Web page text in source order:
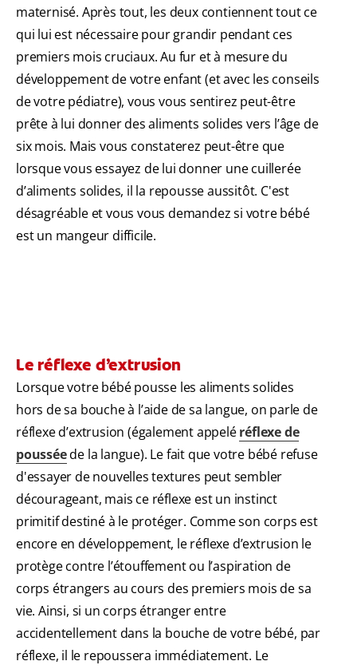
maternisé. Après tout, les deux contiennent tout ce
qui lui est nécessaire pour grandir pendant ces
premiers mois cruciaux. Au fur et à mesure du
développement de votre enfant (et avec les conseils
de votre pédiatre), vous vous sentirez peut-être
prête à lui donner des aliments solides vers l’âge de
six mois. Mais vous constaterez peut-être que
lorsque vous essayez de lui donner une cuillerée
d’aliments solides, il la repousse aussitôt. C'est
désagréable et vous vous demandez si votre bébé
est un mangeur difficile.
Le réflexe d’extrusion
Lorsque votre bébé pousse les aliments solides
hors de sa bouche à l’aide de sa langue, on parle de
réflexe d’extrusion (également appeléréflexe de
pousséede la langue). Le fait que votre bébé refuse
d'essayer de nouvelles textures peut sembler
décourageant, mais ce réflexe est un instinct
primitif destiné à le protéger. Comme son corps est
encore en développement, le réflexe d’extrusion le
protège contre l’étouffement ou l’aspiration de
corps étrangers au cours des premiers mois de sa
vie. Ainsi, si un corps étranger entre
accidentellement dans la bouche de votre bébé, par
réflexe, il le repoussera immédiatement. Le